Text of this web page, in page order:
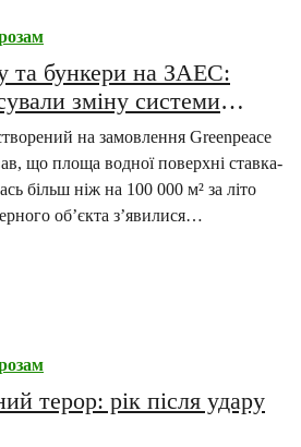
та бункери на ЗАЕС:
зміну системи
рівень мілітаризації
на замовлення Greenpeace
що площа водної поверхні ставка-
більш ніж на 100 000 м² за літо
об’єкта з’явилися…
терор: рік після удару